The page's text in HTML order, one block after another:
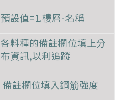
預設值=1.樓層-名稱
各料種的備註欄位填上分
布資訊,以利追蹤
備註欄位填入鋼筋強度